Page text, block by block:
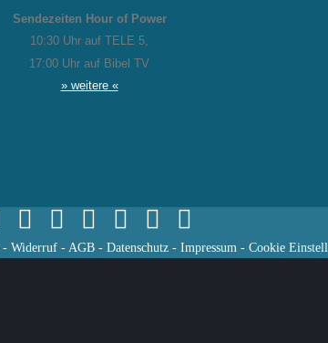
Sendezeiten Hour of Power
10:30 Uhr auf TELE 5,
17:00 Uhr auf Bibel TV
» weitere «
- Widerruf - AGB - Datenschutz - Impressum - Cookie